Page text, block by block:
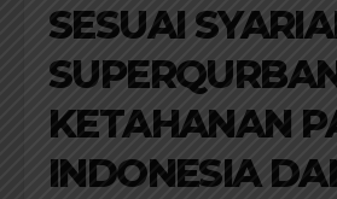
SESUAI
KETAHANAN
INDONESIA